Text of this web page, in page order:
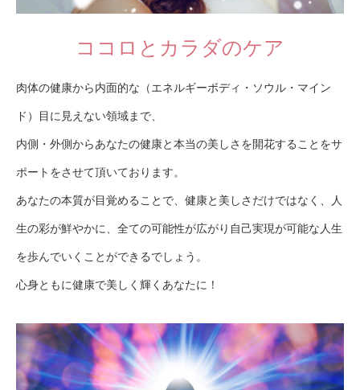
ココロとカラダのケア
肉体の健康から内面的な（エネルギーボディ・ソウル・マイン
ド）目に見えない領域まで、
内側・外側からあなたの健康と本当の美しさを開花することをサ
ポートをさせて頂いております。
あなたの本質が目覚めることで、健康と美しさだけではなく、人
生の彩が鮮やかに、全ての可能性が広がり自己実現が可能な人生
を歩んでいくことができるでしょう。
心身ともに健康で美しく輝くあなたに！